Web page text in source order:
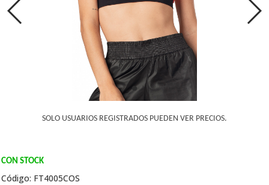
SOLO USUARIOS REGISTRADOS PUEDEN VER PRECIOS.
CON STOCK
Código: FT4005COS